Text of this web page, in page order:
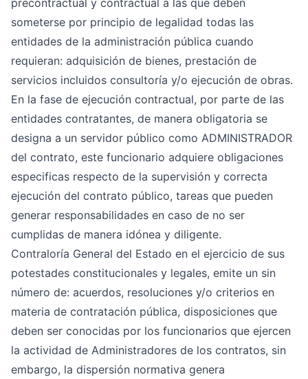
someterse por principio de legalidad todas las
entidades de la administración pública cuando
requieran: adquisición de bienes, prestación de
servicios incluidos consultoría y/o ejecución de obras.
En la fase de ejecución contractual, por parte de las
entidades contratantes, de manera obligatoria se
designa a un servidor público como ADMINISTRADOR
del contrato, este funcionario adquiere obligaciones
especificas respecto de la supervisión y correcta
ejecución del contrato público, tareas que pueden
generar responsabilidades en caso de no ser
cumplidas de manera idónea y diligente.
Contraloría General del Estado en el ejercicio de sus
potestades constitucionales y legales, emite un sin
número de: acuerdos, resoluciones y/o criterios en
materia de contratación pública, disposiciones que
deben ser conocidas por los funcionarios que ejercen
la actividad de Administradores de los contratos, sin
embargo, la dispersión normativa genera